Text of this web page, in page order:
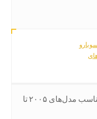
بوش طبق عقب سوبارو لگاسی مناسب مدل‌های ۲۰۰۵ تا